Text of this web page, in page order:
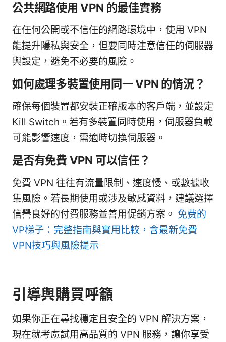
公共網路使用 VPN 的最佳實務
在任何公開或不信任的網路環境中，使用 VPN
能提升隱私與安全，但要同時注意信任的伺服器
與設定，避免不必要的風險。
如何處理多裝置使用同一 VPN 的情況？
確保每個裝置都安裝正確版本的客戶端，並設定
Kill Switch。若有多裝置同時使用，伺服器負載
可能影響速度，需適時切換伺服器。
是否有免費 VPN 可以信任？
免費 VPN 往往有流量限制、速度慢、或數據收
集風險。若長期使用或涉及敏感資料，建議選擇
信譽良好的付費服務並善用促銷方案。 免费的
VP梯子：完整指南與實用比較，含最新免費
VPN技巧與風險提示
引導與購買呼籲
如果你正在尋找穩定且安全的 VPN 解決方案，
現在就考慮試用高品質的 VPN 服務，讓你享受